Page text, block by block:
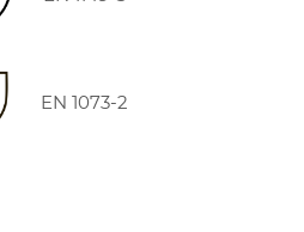
EN 1073-2